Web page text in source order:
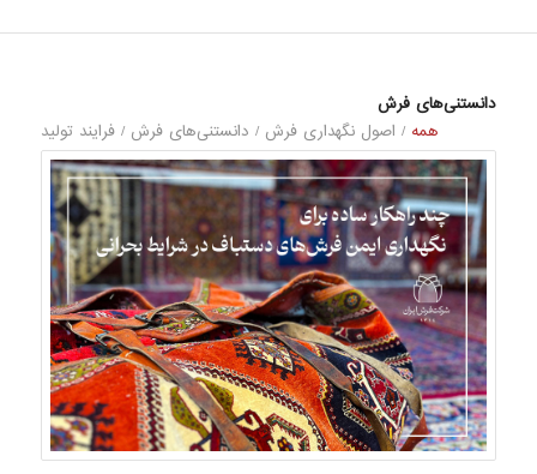
دانستنی‌های فرش
همه / اصول نگهداری فرش / دانستنی‌های فرش / فرایند تولید